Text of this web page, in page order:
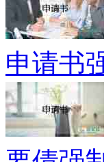
申请书